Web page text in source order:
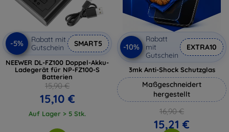
-5%
Rabatt mit
Gutschein
SMART5
NEEWER DL-FZ100 Doppel-Akku-
Ladegerät für NP-FZ100-S
Batterien
15,90 €
15,10 €
Auf Lager > 5 Stk.
-10%
Rabatt
mit
Gutschein
EXTRA10
3mk Anti-Shock Schutzglas
Maßgeschneidert
hergestellt
16,90 €
15,21 €